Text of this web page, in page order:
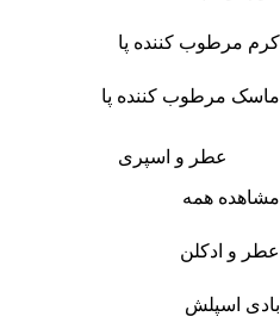
کرم مرطوب کننده پا
ماسک مرطوب کننده پا
عطر و اسپری
مشاهده همه
عطر و ادکلن
بادی اسپلش